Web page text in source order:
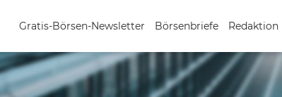
Gratis-Börsen-Newsletter Börsenbriefe Redaktion